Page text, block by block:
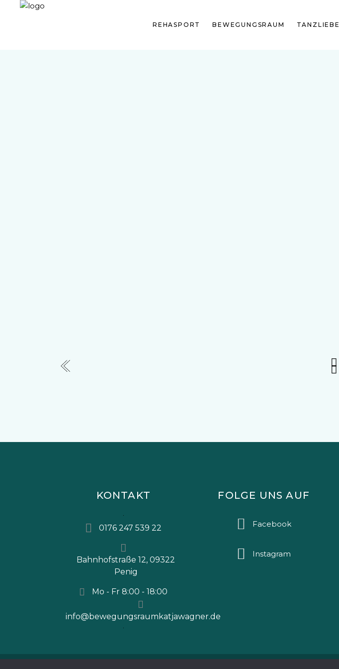
REHASPORT BEWEGUNGSRAUM TANZLIEBE
KONTAKT
0176 247 539 22
Bahnhofstraße 12, 09322
Penig
Mo - Fr 8:00 - 18:00
info@bewegungsraumkatjawagner.de
FOLGE UNS AUF
Facebook
Instagram